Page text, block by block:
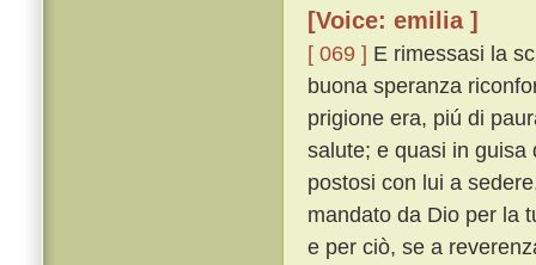
[Voice: emilia ]
[ 069 ] E rimessasi la
buona speranza
prigione era, piú di
salute; e quasi in guisa
postosi con lui a
mandato da Dio per la
e per ciò, se a